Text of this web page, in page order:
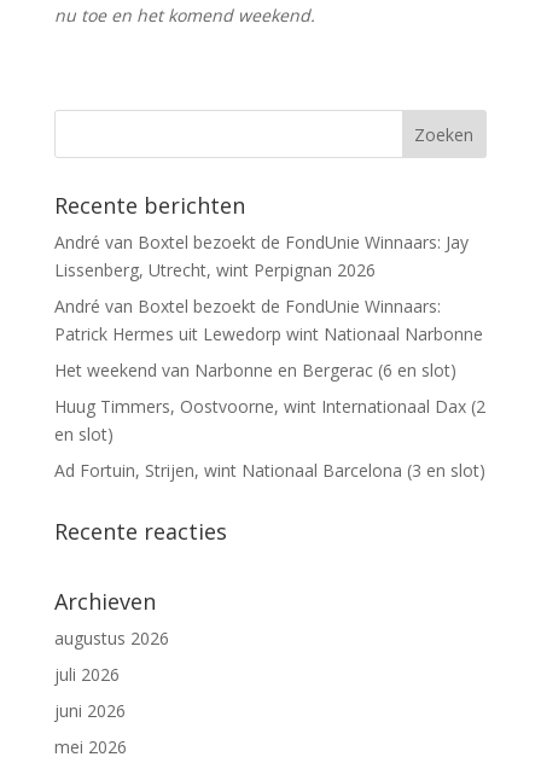
nu toe en het komend weekend.
Recente berichten
André van Boxtel bezoekt de FondUnie Winnaars: Jay
Lissenberg, Utrecht, wint Perpignan 2026
André van Boxtel bezoekt de FondUnie Winnaars:
Patrick Hermes uit Lewedorp wint Nationaal Narbonne
Het weekend van Narbonne en Bergerac (6 en slot)
Huug Timmers, Oostvoorne, wint Internationaal Dax (2
en slot)
Ad Fortuin, Strijen, wint Nationaal Barcelona (3 en slot)
Recente reacties
Archieven
augustus 2026
juli 2026
juni 2026
mei 2026